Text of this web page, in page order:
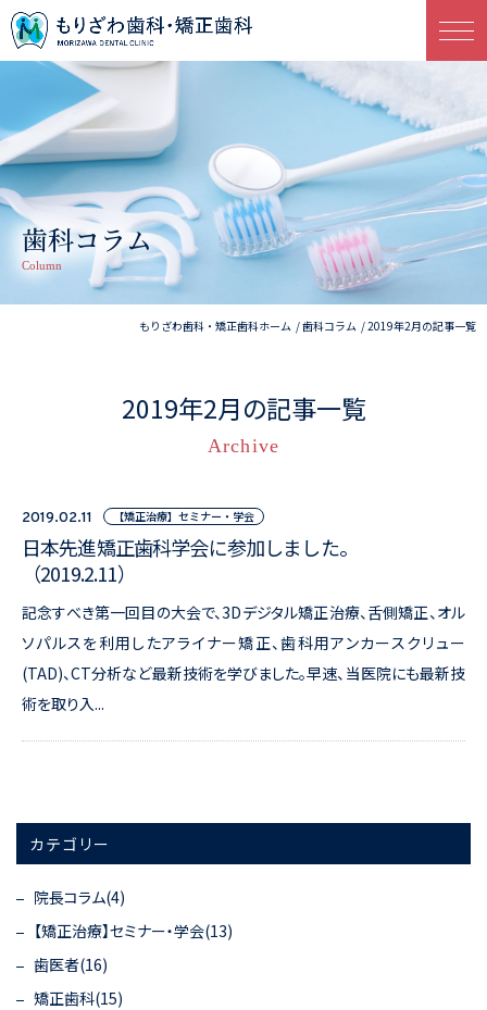
歯科コラム
Column
もりざわ歯科・矯正歯科ホーム 歯科コラム 2019年2月の記事一覧
2019年2月の記事一覧
Archive
2019.02.11 【矯正治療】セミナー・学会
日本先進矯正歯科学会に参加しました。
（2019.2.11）
記念すべき第一回目の大会で、3Dデジタル矯正治療、舌側矯正、オル
ソパルスを利用したアライナー矯正、歯科用アンカースクリュー
(TAD)、CT分析など最新技術を学びました。早速、当医院にも最新技
術を取り入...
カテゴリー
院長コラム(4)
【矯正治療】セミナー・学会(13)
歯医者(16)
矯正歯科(15)